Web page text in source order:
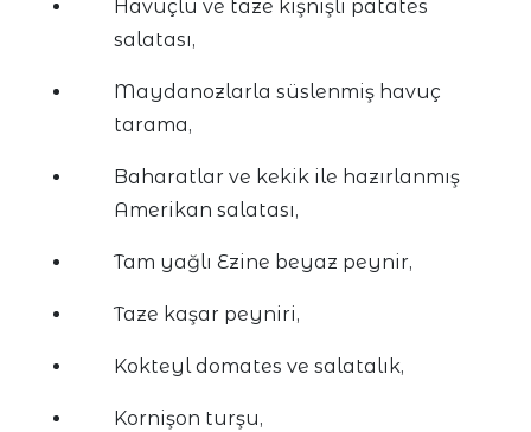
Havuçlu ve taze kişnişli patates
salatası,
Maydanozlarla süslenmiş havuç
tarama,
Baharatlar ve kekik ile hazırlanmış
Amerikan salatası,
Tam yağlı Ezine beyaz peynir,
Taze kaşar peyniri,
Kokteyl domates ve salatalık,
Kornişon turşu,